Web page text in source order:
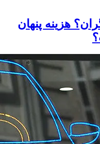
هزینه پنهان